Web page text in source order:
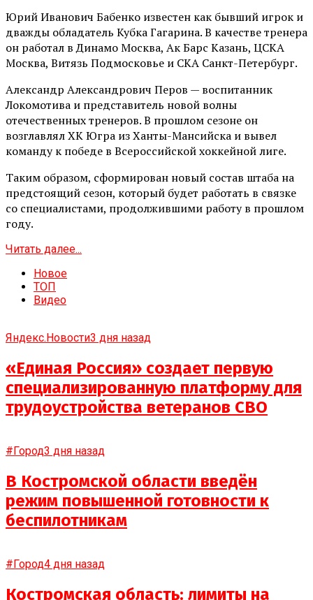
Юрий Иванович Бабенко известен как бывший игрок и
дважды обладатель Кубка Гагарина. В качестве тренера
он работал в Динамо Москва, Ак Барс Казань, ЦСКА
Москва, Витязь Подмосковье и СКА Санкт-Петербург.
Александр Александрович Перов — воспитанник
Локомотива и представитель новой волны
отечественных тренеров. В прошлом сезоне он
возглавлял ХК Югра из Ханты-Мансийска и вывел
команду к победе в Всероссийской хоккейной лиге.
Таким образом, сформирован новый состав штаба на
предстоящий сезон, который будет работать в связке
со специалистами, продолжившими работу в прошлом
году.
Читать далее...
Новое
ТОП
Видео
Яндекс.Новости3 дня назад
«Единая Россия» создает первую
специализированную платформу для
трудоустройства ветеранов СВО
#Город3 дня назад
В Костромской области введён
режим повышенной готовности к
беспилотникам
#Город4 дня назад
Костромская область: лимиты на